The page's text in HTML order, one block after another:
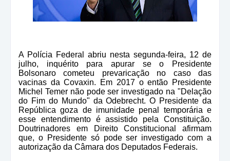
A Polícia Federal abriu nesta segunda-feira, 12 de
julho, inquérito para apurar se o Presidente
Bolsonaro cometeu prevaricação no caso das
vacinas da Covaxin. Em 2017 o então Presidente
Michel Temer não pode ser investigado na "Delação
do Fim do Mundo" da Odebrecht. O Presidente da
República goza de imunidade penal temporária e
esse entendimento é assistido pela Constituição.
Doutrinadores em Direito Constitucional afirmam
que, o Presidente só pode ser investigado com a
autorização da Câmara dos Deputados Federais.